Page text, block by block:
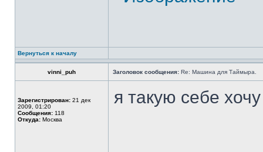
Вернуться к началу
vinni_puh Заголовок сообщения: Re: Машина для Таймыра.
Зарегистрирован: 21 дек
2009, 01:20
Сообщения: 118
Откуда: Москва
я такую себе